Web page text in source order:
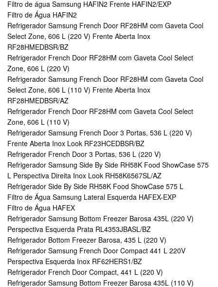
Filtro de água Samsung HAFIN2 Frente HAFIN2/EXP
Filtro de Água HAFIN2
Refrigerador Samsung French Door RF28HM com Gaveta Cool
Select Zone, 606 L (220 V) Frente Aberta Inox
RF28HMEDBSR/BZ
Refrigerador French Door RF28HM com Gaveta Cool Select
Zone, 606 L (220 V)
Refrigerador Samsung French Door RF28HM com Gaveta Cool
Select Zone, 606 L (110 V) Frente Aberta Inox
RF28HMEDBSR/AZ
Refrigerador French Door RF28HM com Gaveta Cool Select
Zone, 606 L (110 V)
Refrigerador Samsung French Door 3 Portas, 536 L (220 V)
Frente Aberta Inox Look RF23HCEDBSR/BZ
Refrigerador French Door 3 Portas, 536 L (220 V)
Refrigerador Samsung Side By Side RH58K Food ShowCase 575
L Perspectiva Direita Inox Look RH58K6567SL/AZ
Refrigerador Side By Side RH58K Food ShowCase 575 L
Filtro de Água Samsung Lateral Esquerda HAFEX-EXP
Filtro de Água HAFEX
Refrigerador Samsung Bottom Freezer Barosa 435L (220 V)
Perspectiva Esquerda Prata RL4353JBASL/BZ
Refrigerador Bottom Freezer Barosa, 435 L (220 V)
Refrigerador Samsung French Door Compact 441 L 220V
Perspectiva Esquerda Inox RF62HERS1/BZ
Refrigerador French Door Compact, 441 L (220 V)
Refrigerador Samsung Bottom Freezer Barosa 435L (110 V)